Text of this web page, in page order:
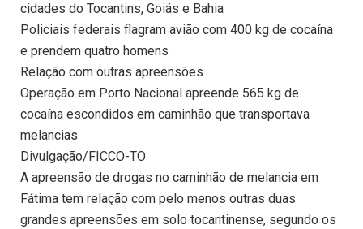
cidades do Tocantins, Goiás e Bahia
Policiais federais flagram avião com 400 kg de cocaína
e prendem quatro homens
Relação com outras apreensões
Operação em Porto Nacional apreende 565 kg de
cocaína escondidos em caminhão que transportava
melancias
Divulgação/FICCO-TO
A apreensão de drogas no caminhão de melancia em
Fátima tem relação com pelo menos outras duas
grandes apreensões em solo tocantinense, segundo os